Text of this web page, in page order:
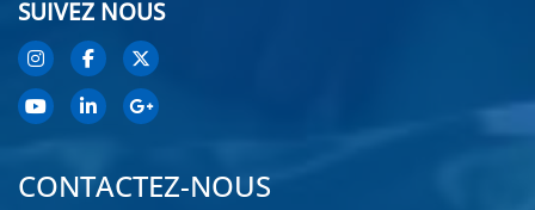
SUIVEZ NOUS
CONTACTEZ-NOUS